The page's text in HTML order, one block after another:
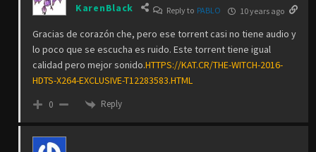
KarenBlack Reply to PABLO 10 years ago
Gracias de corazón che, pero ese torrent casi no tiene audio y
lo poco que se escucha es ruido. Este torrent tiene igual
calidad pero mejor sonido.HTTPS://KAT.CR/THE-WITCH-2016-
HDTS-X264-EXCLUSIVE-T12283583.HTML
0 Reply